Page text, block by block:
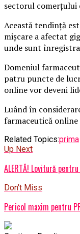
sectorul comerţului
Această tendinţă
mişcare a afectat
unde sunt
Domeniul
patru puncte de
online vor deveni
Luând în
farmaceutică online
Related Topics:prima
Up Next
ALERTĂ! Lovitură
Don't Miss
Pericol maxim pentru